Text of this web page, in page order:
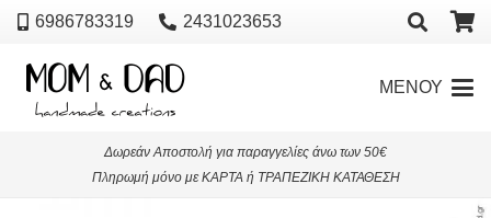
6986783319 2431023653
ΜΕΝΟΥ
Δωρεάν Αποστολή για παραγγελίες άνω των 50€
Πληρωμή μόνο με ΚΑΡΤΑ ή ΤΡΑΠΕΖΙΚΗ ΚΑΤΑΘΕΣΗ